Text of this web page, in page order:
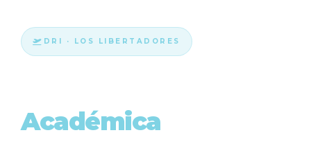
DRI · LOS LIBERTADORES
Académica